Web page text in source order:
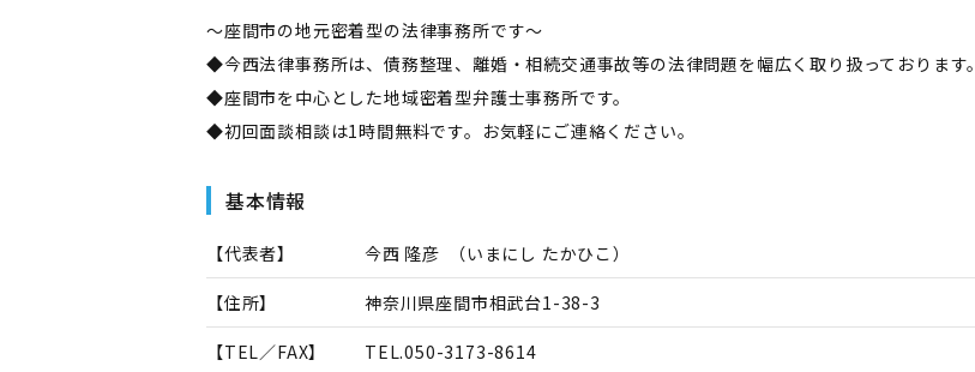
～座間市の地元密着型の法律事務所です～
◆今西法律事務所は、債務整理、離婚・相続交通事故等の法律問題を幅広く取り扱っております。
◆座間市を中心とした地域密着型弁護士事務所です。
◆初回面談相談は1時間無料です。お気軽にご連絡ください。
基本情報
【代表者】 今西 隆彦 （いまにし たかひこ）
【住所】 神奈川県座間市相武台1-38-3
【TEL／FAX】 TEL.050-3173-8614